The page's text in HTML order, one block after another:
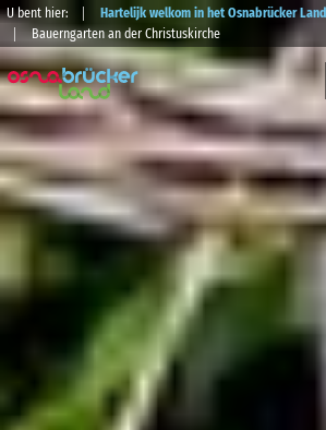
U bent hier: Hartelijk welkom in het Osnabrücker Land
Bauerngarten an der Christuskirche